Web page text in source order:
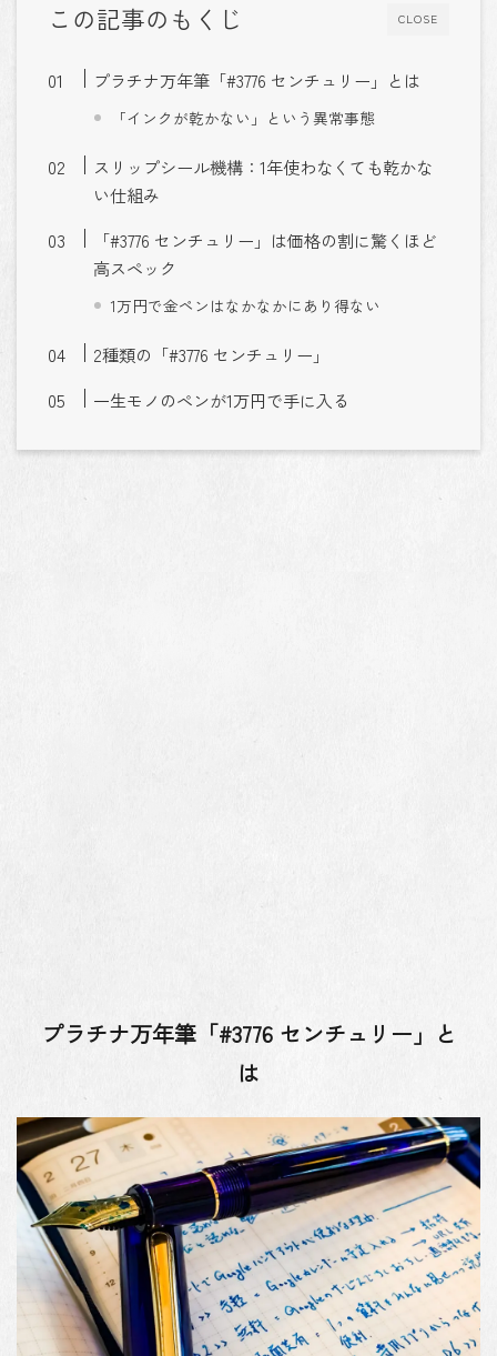
CLOSE
この記事のもくじ
プラチナ万年筆「#3776 センチュリー」とは
「インクが乾かない」という異常事態
スリップシール機構：1年使わなくても乾かな
い仕組み
「#3776 センチュリー」は価格の割に驚くほど
高スペック
1万円で金ペンはなかなかにあり得ない
2種類の「#3776 センチュリー」
一生モノのペンが1万円で手に入る
プラチナ万年筆「#3776 センチュリー」と
は